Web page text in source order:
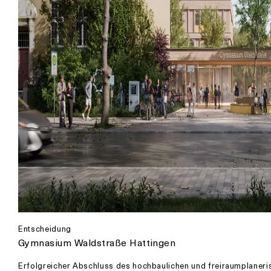
Entscheidung
Gymnasium Waldstraße Hattingen
Erfolgreicher Abschluss des hochbaulichen und